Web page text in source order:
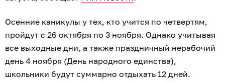
Осенние каникулы у тех, кто учится по четвертям,
пройдут с 26 октября по 3 ноября. Однако учитывая
все выходные дни, а также праздничный нерабочий
день 4 ноября (День народного единства),
школьники будут суммарно отдыхать 12 дней.